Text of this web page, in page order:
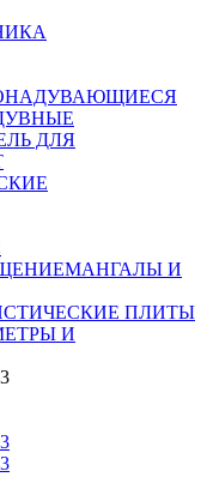
ДЛЯ
МАНГАЛЫ И
ПЛИТЫ
И